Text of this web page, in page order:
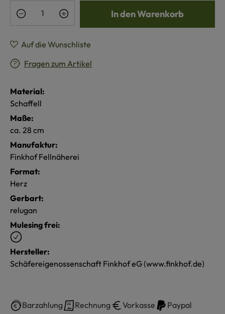
Produkt Anzahl: Gib den gewünschten
In den Warenkorb
Auf die Wunschliste
Fragen zum Artikel
Material:
Schaffell
Maße:
ca. 28 cm
Manufaktur:
Finkhof Fellnäherei
Format:
Herz
Gerbart:
relugan
Mulesing frei:
Hersteller:
Schäfereigenossenschaft Finkhof eG (www.finkhof.de)
Barzahlung Rechnung Vorkasse
Paypal